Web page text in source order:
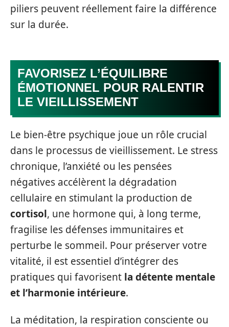
piliers peuvent réellement faire la différence
sur la durée.
FAVORISEZ L’ÉQUILIBRE
ÉMOTIONNEL POUR RALENTIR
LE VIEILLISSEMENT
Le bien-être psychique joue un rôle crucial
dans le processus de vieillissement. Le stress
chronique, l’anxiété ou les pensées
négatives accélèrent la dégradation
cellulaire en stimulant la production de
cortisol, une hormone qui, à long terme,
fragilise les défenses immunitaires et
perturbe le sommeil. Pour préserver votre
vitalité, il est essentiel d’intégrer des
pratiques qui favorisent la détente mentale
et l’harmonie intérieure.
La méditation, la respiration consciente ou